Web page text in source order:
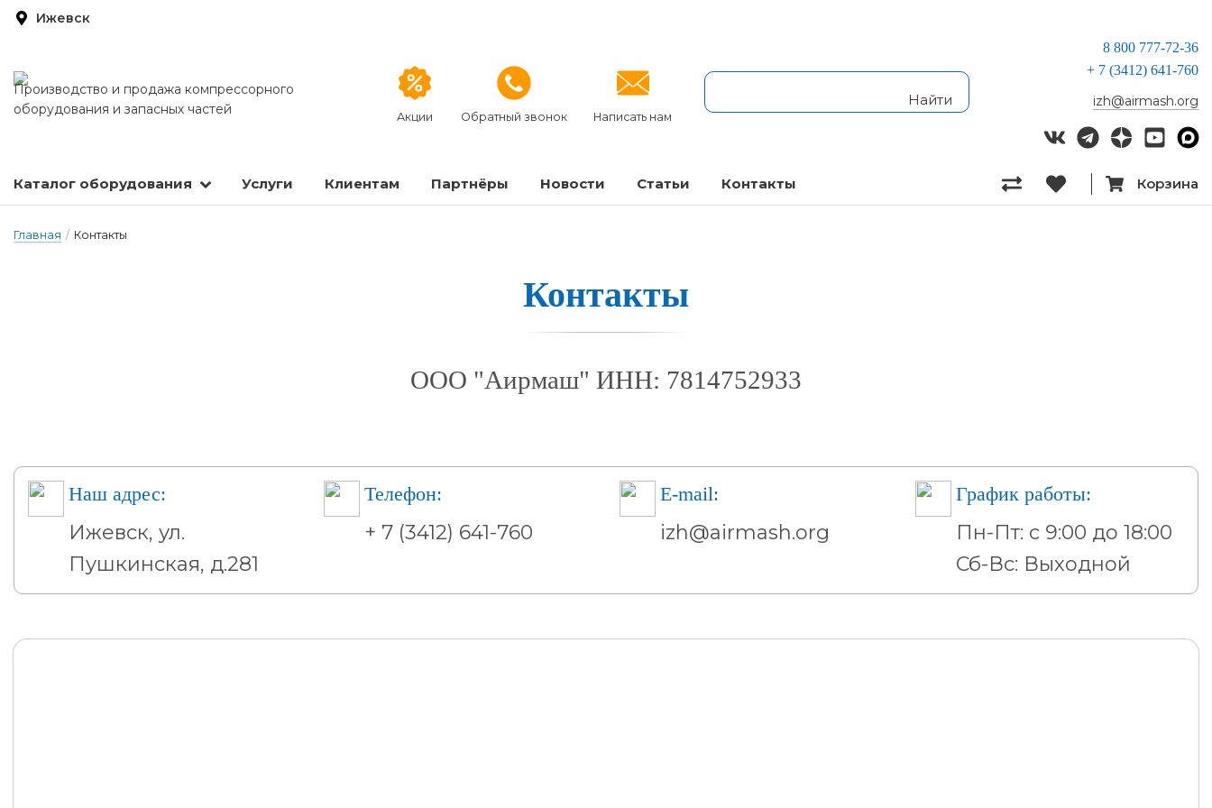
Ижевск
Производство и продажа компрессорного
оборудования и запасных частей
Акции Обратный звонок Написать нам
8 800 777-72-36
+ 7 (3412) 641-760
izh@airmash.org
Каталог оборудования Услуги Клиентам Партнёры Новости Статьи Контакты Корзина
Главная / Контакты
Кон­такты
ООО "Аирмаш" ИНН: 7814752933
Наш адрес:
Ижевск, ул.
Пушкинская, д.281
Телефон:
+ 7 (3412) 641-760
E-mail:
izh@airmash.org
График работы:
Пн-Пт: с 9:00 до 18:00
Сб-Вс: Выходной